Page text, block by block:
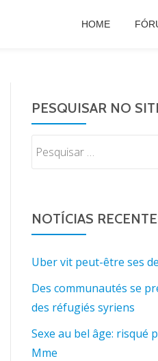
HOME
PESQUISAR NO
NOTÍCIAS
Uber vit peut-être ses
Des communautés se
des réfugiés syriens
Sexe au bel âge: risqué
Mme